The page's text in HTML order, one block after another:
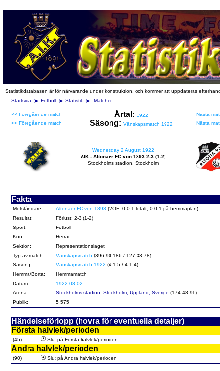
Statistikdatabasen är för närvarande under konstruktion, och kommer att uppdateras
Startsida
Fotboll Statistik Matcher
<< Föregående match Årtal: 1922
Nästa
<< Föregående match
Säsong: Vänskapsmatch 1922 Nästa
Wednesday 2 August 1922
AIK - Altonaer FC von 1893 2-3 (1-2)
Stockholms stadion, Stockholm
Fakta
Motståndare Altonaer FC von 1893 (VOF: 0-0-1 totalt, 0-0-1 på hemmaplan)
Resultat:
Förlust: 2-3 (1-2)
Sport:
Fotboll
Kön:
Herrar
Sektion:
Representationslaget
Typ av match:
Vänskapsmatch (396-90-186 / 127-33-78)
Säsong:
Vänskapsmatch 1922 (4-1-5 / 4-1-4)
Hemma/Borta:
Hemmamatch
Datum:
1922-08-02
Arena:
Stockholms stadion, Stockholm, Uppland, Sverige (174-48-91)
Publik:
5 575
Händelseförlopp (hovra för eventuella detaljer)
Första halvlek/perioden
(45) Slut på Första halvlek/perioden
Andra halvlek/perioden
(90) Slut på Andra halvlek/perioden